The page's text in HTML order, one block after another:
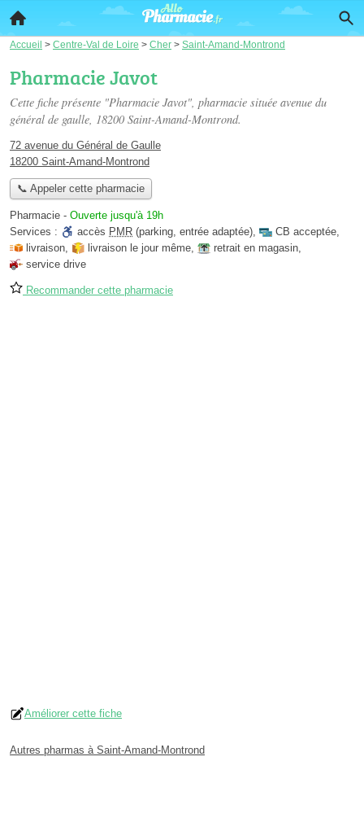
Accueil > Centre-Val de Loire > Cher > Saint-Amand-Montrond
Pharmacie Javot
Cette fiche présente "Pharmacie Javot", pharmacie située avenue du
général de gaulle, 18200 Saint-Amand-Montrond.
72 avenue du Général de Gaulle
18200 Saint-Amand-Montrond
📞 Appeler cette pharmacie
Pharmacie - Ouverte jusqu'à 19h
Services :
accès PMR (parking, entrée adaptée), CB acceptée,
livraison, livraison le jour même, retrait en magasin,
service drive
Recommander cette pharmacie
Améliorer cette fiche
Autres pharmas à Saint-Amand-Montrond